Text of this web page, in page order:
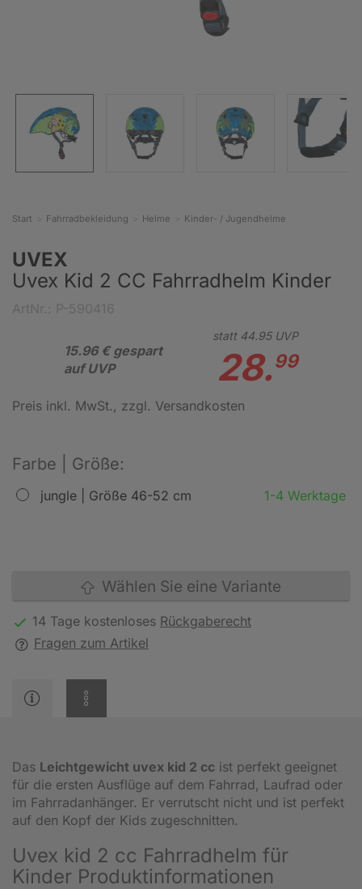
Start Fahrradbekleidung Helme Kinder- / Jugendhelme
UVEX
Uvex Kid 2 CC Fahrradhelm Kinder
15.96 € gespart
auf UVP
statt 44.95UVP
28.99
Preis inkl. MwSt., zzgl. Versandkosten
Farbe | Größe:
jungle | Größe 46-52 cm 1-4 Werktage
Wählen Sie eine Variante
14 Tage kostenloses Rückgaberecht
Fragen zum Artikel
Das Leichtgewicht uvex kid 2 cc ist perfekt geeignet
für die ersten Ausflüge auf dem Fahrrad, Laufrad oder
im Fahrradanhänger. Er verrutscht nicht und ist perfekt
auf den Kopf der Kids zugeschnitten.
Uvex kid 2 cc Fahrradhelm für
Kinder Produktinformationen